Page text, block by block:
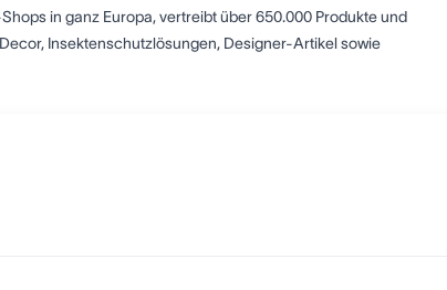
in ganz Europa, vertreibt über 650.000 Produkte und
Insektenschutzlösungen, Designer-Artikel sowie